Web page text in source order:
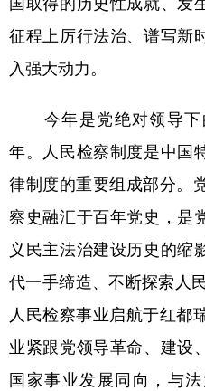
四川 贵州
陕西
多语种频道
English Español
Русский язык
Deutsch Português
征程上厉行法治、谱写新
入强大动力。
今年是党绝对领导下
年。人民检察制度是中国
律制度的重要组成部分。
察史融汇于百年党史，是
义民主法治建设历史的缩
代一手缔造、不断探索人
人民检察事业启航于红都
业紧跟党领导革命、建设
国家事业发展同向，与